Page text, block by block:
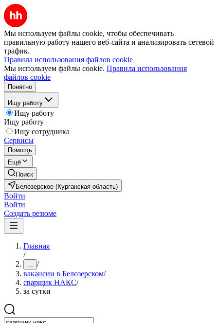
Мы используем файлы cookie, чтобы обеспечивать
правильную работу нашего веб-сайта и анализировать сетевой
трафик.
Правила использования файлов cookie
Мы используем файлы cookie. Правила использования
файлов cookie
Понятно
Ищу работу
Ищу работу
Ищу работу
Ищу сотрудника
Сервисы
Помощь
Ещё
Поиск
Белозерское (Курганская область)
Войти
Войти
Создать резюме
Главная
/
... /
вакансии в Белозерском/
сварщик НАКС/
за сутки